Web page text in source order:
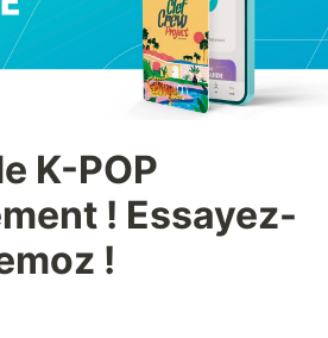
K-POP
! Essayez-
!